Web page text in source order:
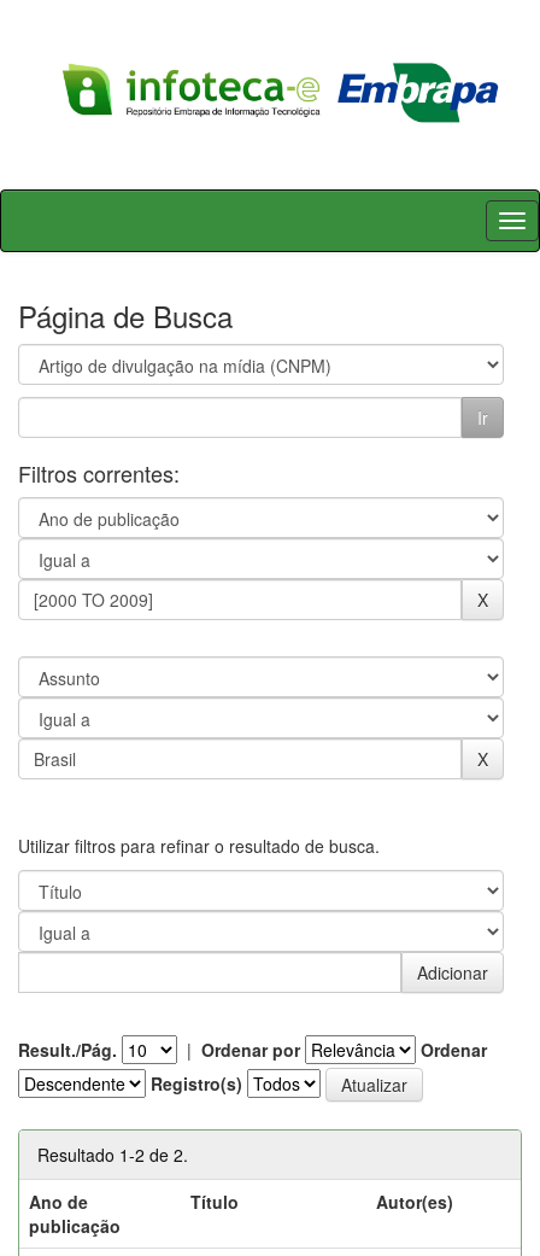
Skip
Página de Busca
Filtros correntes:
Utilizar filtros para refinar o resultado de busca.
Result./Pág. | Ordenar por
Ordenar
Registro(s)
Resultado 1-2 de 2.
Ano de
publicação
Título Autor(es)